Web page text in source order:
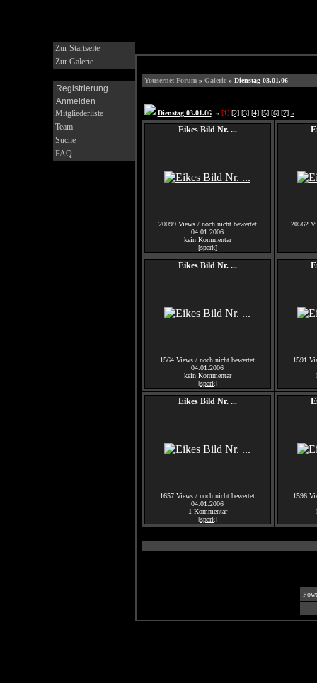
Zur Startseite
Zur Galerie
Registrierung
Anmelden
Mitgliederliste
Team
Suche
FAQ
Yousernet Forum» Galerie» Dienstag 03.01.06
Dienstag 03.01.06 « [1] [2] [3] [4] [5] [6] [7] »
Eikes Bild Nr. ...
20099 Views / noch nicht bewertet
04.01.2006
kein Kommentar
[spark]
20562
Eikes Bild Nr. ...
1564 Views / noch nicht bewertet
04.01.2006
kein Kommentar
[spark]
1591
Eikes Bild Nr. ...
1657 Views / noch nicht bewertet
04.01.2006
1 Kommentar
[spark]
1596